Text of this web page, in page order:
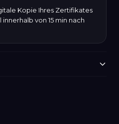
Kopie Ihres Zertifikates
von 15 min nach